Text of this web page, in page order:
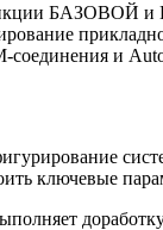
БАЗОВОЙ и
и
ключевые